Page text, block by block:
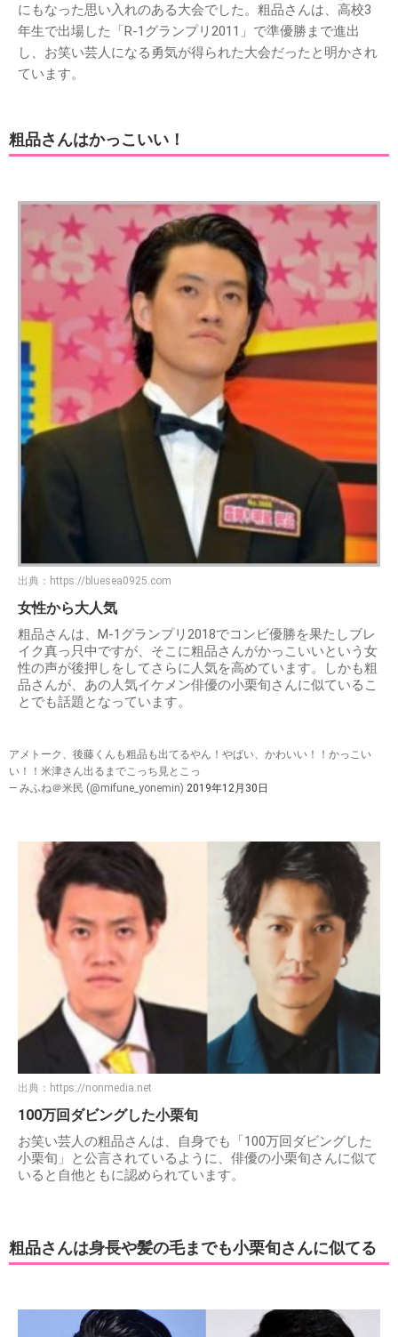
にもなった思い入れのある大会でした。粗品さんは、高校3
年生で出場した「R-1グランプリ2011」で準優勝まで進出
し、お笑い芸人になる勇気が得られた大会だったと明かされ
ています。
粗品さんはかっこいい！
出典： https://bluesea0925.com
女性から大人気
粗品さんは、M-1グランプリ2018でコンビ優勝を果たしブレ
イク真っ只中ですが、そこに粗品さんがかっこいいという女
性の声が後押しをしてさらに人気を高めています。しかも粗
品さんが、あの人気イケメン俳優の小栗旬さんに似ているこ
とでも話題となっています。
アメトーク、後藤くんも粗品も出てるやん！やばい、かわいい！！かっこい
い！！米津さん出るまでこっち見とこっ
— みふね＠米民 (@mifune_yonemin) 2019年12月30日
出典： https://nonmedia.net
100万回ダビングした小栗旬
お笑い芸人の粗品さんは、自身でも「100万回ダビングした
小栗旬」と公言されているように、俳優の小栗旬さんに似て
いると自他ともに認められています。
粗品さんは身長や髪の毛までも小栗旬さんに似てる